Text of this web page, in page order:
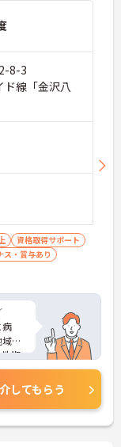
8-3
ド線「金沢八
資格取得サポート
ス・賞与あり
病
密
期
供し
サ
格
てさ
してもらう